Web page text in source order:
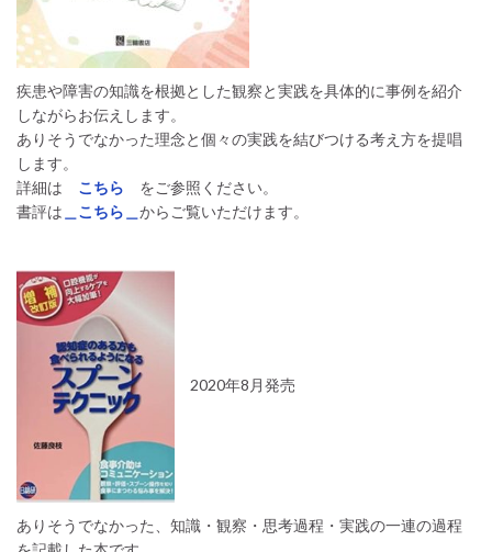
疾患や障害の知識を根拠とした観察と実践を具体的に事例を紹介
しながらお伝えします。
ありそうでなかった理念と個々の実践を結びつける考え方を提唱
します。
詳細は
こちら
をご参照ください。
書評は ＿こちら＿ からご覧いただけます。
2020年8月発売
ありそうでなかった、知識・観察・思考過程・実践の一連の過程